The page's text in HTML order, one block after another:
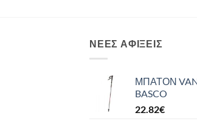
ΝΈΕΣ ΑΦΊΞΕΙΣ
ΜΠΑΤΟΝ
BASCO
22.82€